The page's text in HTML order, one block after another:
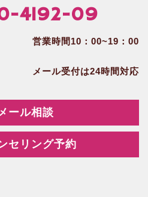
4192-09
営業時間10：00~19：00
メール受付は24時間対応
ール相談
セリング予約